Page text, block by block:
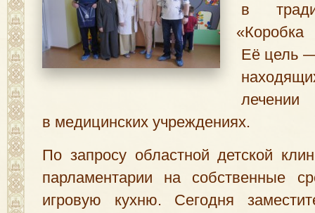
в
«
Её цель
в медицинских учреждениях.
По запросу областной детской
парламентарии на собственные
игровую кухню. Сегодня